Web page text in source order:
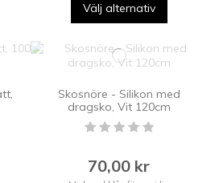
Välj alternativ
Skosnöre - Silikon med
dragsko, Vit 120cm
70,00 kr